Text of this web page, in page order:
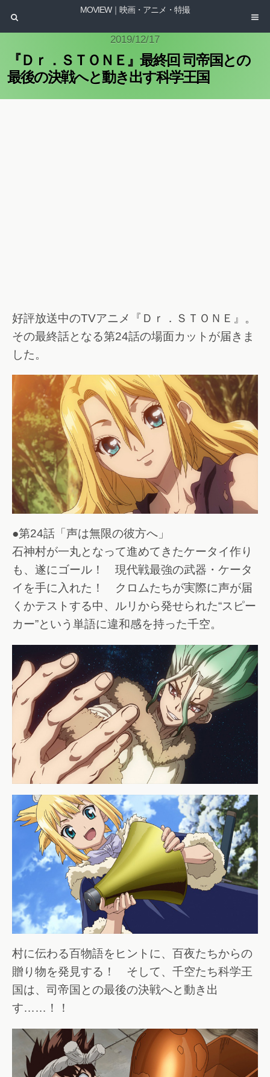
MOVIEW｜映画・アニメ・特撮
2019/12/17
『Ｄｒ．ＳＴＯＮＥ』最終回 司帝国との
最後の決戦へと動き出す科学王国
好評放送中のTVアニメ『Ｄｒ．ＳＴＯＮＥ』。
その最終話となる第24話の場面カットが届きま
した。
●第24話「声は無限の彼方へ」
石神村が一丸となって進めてきたケータイ作り
も、遂にゴール！ 現代戦最強の武器・ケータ
イを手に入れた！ クロムたちが実際に声が届
くかテストする中、ルリから発せられた“スピー
カー”という単語に違和感を持った千空。
村に伝わる百物語をヒントに、百夜たちからの
贈り物を発見する！ そして、千空たち科学王
国は、司帝国との最後の決戦へと動き出
す……！！